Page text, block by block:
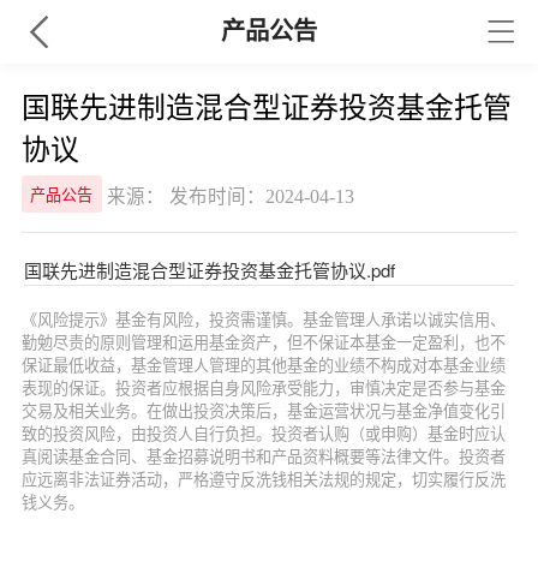
产品公告
国联先进制造混合型证券投资基金托管
协议
产品公告 来源： 发布时间：2024-04-13
国联先进制造混合型证券投资基金托管协议.pdf
《风险提示》基金有风险，投资需谨慎。基金管理人承诺以诚实信用、
勤勉尽责的原则管理和运用基金资产，但不保证本基金一定盈利，也不
保证最低收益，基金管理人管理的其他基金的业绩不构成对本基金业绩
表现的保证。投资者应根据自身风险承受能力，审慎决定是否参与基金
交易及相关业务。在做出投资决策后，基金运营状况与基金净值变化引
致的投资风险，由投资人自行负担。投资者认购（或申购）基金时应认
真阅读基金合同、基金招募说明书和产品资料概要等法律文件。投资者
应远离非法证券活动，严格遵守反洗钱相关法规的规定，切实履行反洗
钱义务。